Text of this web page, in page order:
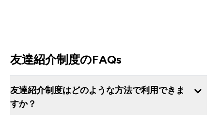
友達紹介制度のFAQs
友達紹介制度はどのような方法で利用できま
すか？